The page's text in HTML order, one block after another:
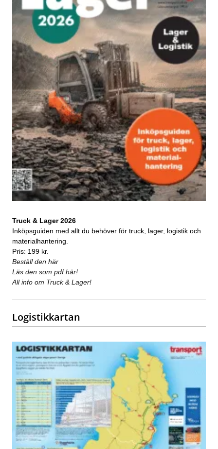
Truck & Lager 2026
Inköpsguiden med allt du behöver för truck, lager, logistik och
materialhantering.
Pris: 199 kr.
Beställ den här
Läs den som pdf här!
All info om Truck & Lager!
Logistikkartan